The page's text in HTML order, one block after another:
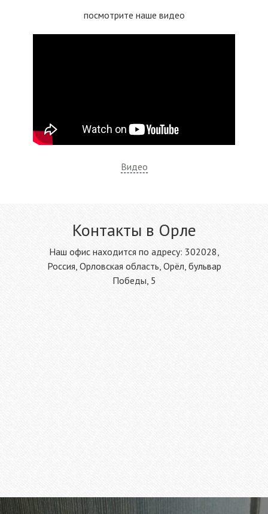
посмотрите наше видео
Видео
Контакты в Орле
Наш офис находится по адресу: 302028,
Россия, Орловская область, Орёл, бульвар
Победы, 5